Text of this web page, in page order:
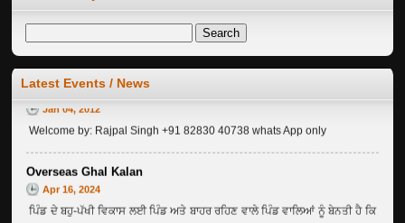
Latest Events / News
Welcome to Ghalkalan Website ...
Jan 04, 2012
Welcome by: Rajpal Singh +91 82830 40738 whats App only
Overseas Ghal Kalan
Apr 16, 2024
ਪਿੰਡ ਦੇ ਬਹੁ-ਪੱਖੀ ਵਿਕਾਸ ਲਈ ਪਿੰਡ ਅਤੇ ਬਾਹਰ ਰਹਿਣ ਵਾਲੇ ਪਿੰਡ ਵਾਲਿਆਂ ਨੂੰ ਬੇਨਤੀ ਹੈ ਕਿ